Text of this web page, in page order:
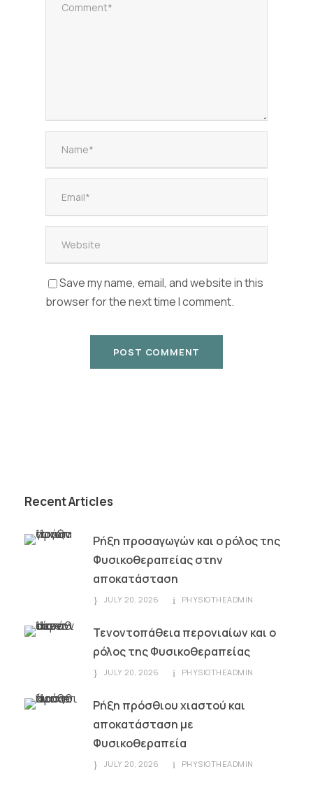
Save my name, email, and website in this
browser for the next time I comment.
Recent Articles
Ρήξη προσαγωγών και ο ρόλος της
Φυσικοθεραπείας στην
αποκατάσταση
JULY 20, 2026 PHYSIOTHEADMIN
Τενοντοπάθεια περονιαίων και ο
ρόλος της Φυσικοθεραπείας
JULY 20, 2026 PHYSIOTHEADMIN
Ρήξη πρόσθιου χιαστού και
αποκατάσταση με
Φυσικοθεραπεία
JULY 20, 2026 PHYSIOTHEADMIN